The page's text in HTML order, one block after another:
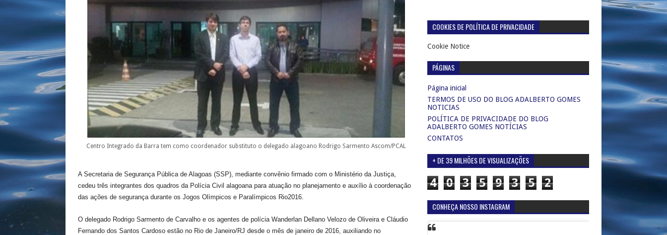
Centro Integrado da Barra tem como coordenador substituto o delegado alagoano Rodrigo Sarmento Ascom/PCAL
A Secretaria de Segurança Pública de Alagoas (SSP), mediante convênio firmado com o Ministério da Justiça,
cedeu três integrantes dos quadros da Polícia Civil alagoana para atuação no planejamento e auxílio à coordenação
das ações de segurança durante os Jogos Olímpicos e Paralímpicos Rio2016.
O delegado Rodrigo Sarmento de Carvalho e os agentes de polícia Wanderlan Dellano Velozo de Oliveira e Cláudio
Fernando dos Santos Cardoso estão no Rio de Janeiro/RJ desde o mês de janeiro de 2016, auxiliando no
COOKIES DE POLÍTICA DE PRIVACIDADE
Cookie Notice
PÁGINAS
Página inicial
TERMOS DE USO DO BLOG ADALBERTO GOMES
NOTICIAS
POLÍTICA DE PRIVACIDADE DO BLOG
ADALBERTO GOMES NOTÍCIAS
CONTATOS
+ DE 39 MILHÕES DE VISUALIZAÇÕES
4 0 3 5 9 3 5 2
CONHEÇA NOSSO INSTAGRAM